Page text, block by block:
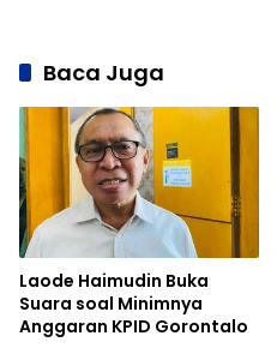
Baca Juga
Laode Haimudin Buka
Suara soal Minimnya
Anggaran KPID Gorontalo